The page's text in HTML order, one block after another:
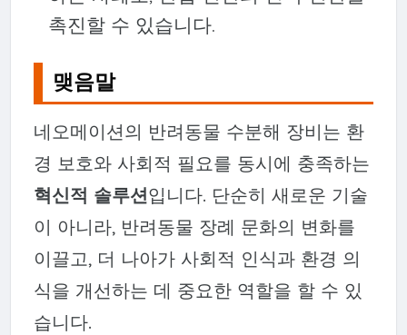
촉진할 수 있습니다.
맺음말
네오메이션의 반려동물 수분해 장비는 환
경 보호와 사회적 필요를 동시에 충족하는
혁신적 솔루션입니다. 단순히 새로운 기술
이 아니라, 반려동물 장례 문화의 변화를
이끌고, 더 나아가 사회적 인식과 환경 의
식을 개선하는 데 중요한 역할을 할 수 있
습니다.